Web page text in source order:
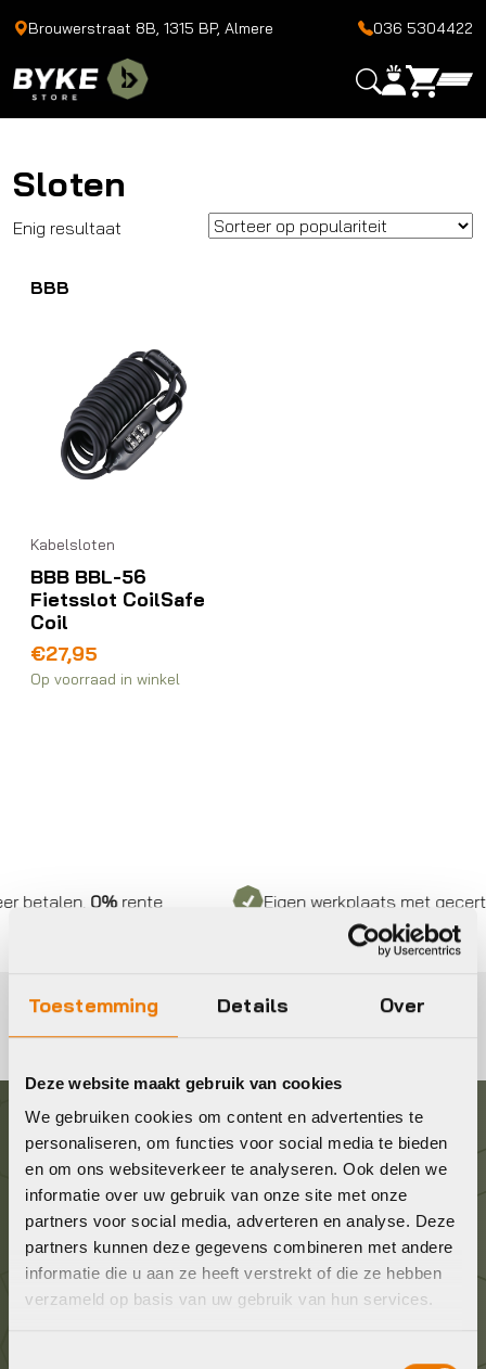
Toestemming Details Over
Deze website maakt gebruik van cookies
We gebruiken cookies om content en advertenties te
personaliseren, om functies voor social media te bieden
en om ons websiteverkeer te analyseren. Ook delen we
informatie over uw gebruik van onze site met onze
partners voor social media, adverteren en analyse. Deze
partners kunnen deze gegevens combineren met andere
informatie die u aan ze heeft verstrekt of die ze hebben
verzameld op basis van uw gebruik van hun services.
Brouwerstraat 8B, 1315 BP, Almere 036 5304422
Sloten
Enig resultaat
BBB
Kabelsloten
BBB BBL-56
Fietsslot CoilSafe
Coil
€27,95
Op voorraad in winkel
0%rente Eigen werkplaats met
Graag in contact komen?
Wij staan voor je klaar! Neem contact op via de
onderstaande gegevens.
Stuur ons een e-mail